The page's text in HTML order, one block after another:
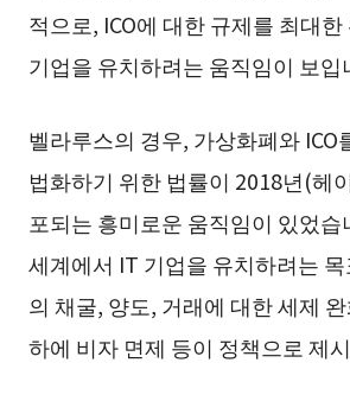
적으로, ICO에 대한 규제를 최대
기업을 유치하려는 움직임이 보입
벨라루스의 경우, 가상화폐와 ICO
법화하기 위한 법률이 2018년(헤
포되는 흥미로운 움직임이 있었습
세계에서 IT 기업을 유치하려는
의 채굴, 양도, 거래에 대한 세제
하에 비자 면제 등이 정책으로 제